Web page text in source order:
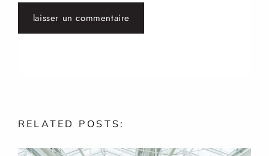
RELATED POSTS: